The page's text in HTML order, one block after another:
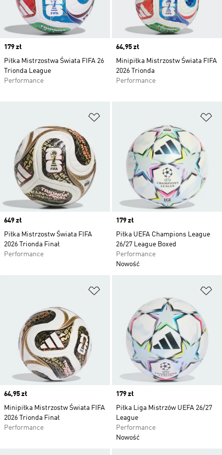
Price
179 zł
Piłka Mistrzostwa Świata FIFA 26
Trionda League
Performance
Price
64,95 zł
Minipiłka Mistrzostw Świata FIFA
2026 Trionda
Performance
Price
649 zł
Piłka Mistrzostw Świata FIFA
2026 Trionda Finał
Performance
Price
179 zł
Piłka UEFA Champions League
26/27 League Boxed
Performance
Nowość
Price
64,95 zł
Minipiłka Mistrzostw Świata FIFA
2026 Trionda Finał
Performance
Price
179 zł
Piłka Liga Mistrzów UEFA 26/27
League
Performance
Nowość